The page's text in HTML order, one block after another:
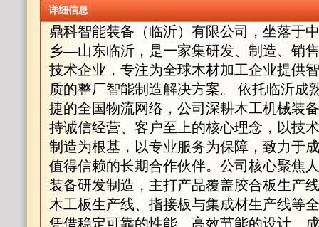
详细信息
鼎科智能装备（临沂）有限公司，坐落于
乡—山东临沂，是一家集研发、制造、销
技术企业，专注为全球木材加工企业提供
质的整厂智能制造解决方案。 依托临沂成
捷的全国物流网络，公司深耕木工机械装
持诚信经营、客户至上的核心理念，以技
制造为根基，以专业服务为保障，致力于
值得信赖的长期合作伙伴。公司核心聚焦
装备研发制造，主打产品覆盖胶合板生产
木工板生产线、指接板与集成材生产线等
凭借稳定可靠的性能、高效节能的设计、